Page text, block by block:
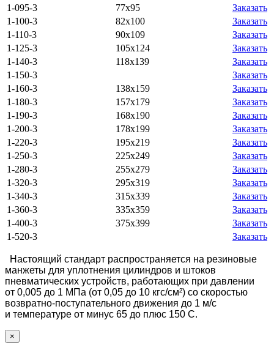
1-095-3
77х95
Заказать
1-100-3
82х100
Заказать
1-110-3
90х109
Заказать
1-125-3
105х124
Заказать
1-140-3
118х139
Заказать
1-150-3
Заказать
1-160-3
138х159
Заказать
1-180-3
157х179
Заказать
1-190-3
168х190
Заказать
1-200-3
178х199
Заказать
1-220-3
195х219
Заказать
1-250-3
225х249
Заказать
1-280-3
255х279
Заказать
1-320-3
295х319
Заказать
1-340-3
315х339
Заказать
1-360-3
335х359
Заказать
1-400-3
375х399
Заказать
1-520-3
Заказать
Настоящий стандарт распространяется на резиновые
манжеты для уплотнения цилиндров и штоков
пневматических устройств, работающих при давлении
от 0,005 до 1 МПа (от 0,05 до 10 кгс/см²) со скоростью
возвратно-поступательного движения до 1 м/с
и температуре от минус 65 до плюс 150 С.
×